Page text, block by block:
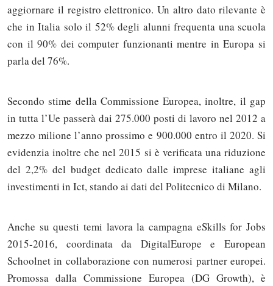
aggiornare il registro elettronico. Un altro dato rilevante è
che in Italia solo il 52% degli alunni frequenta una scuola
con il 90% dei computer funzionanti mentre in Europa si
parla del 76%.
Secondo stime della Commissione Europea, inoltre, il gap
in tutta l’Ue passerà dai 275.000 posti di lavoro nel 2012 a
mezzo milione l’anno prossimo e 900.000 entro il 2020. Si
evidenzia inoltre che nel 2015 si è verificata una riduzione
del 2,2% del budget dedicato dalle imprese italiane agli
investimenti in Ict, stando ai dati del Politecnico di Milano.
Anche su questi temi lavora la campagna eSkills for Jobs
2015-2016, coordinata da DigitalEurope e European
Schoolnet in collaborazione con numerosi partner europei.
Promossa dalla Commissione Europea (DG Growth), è